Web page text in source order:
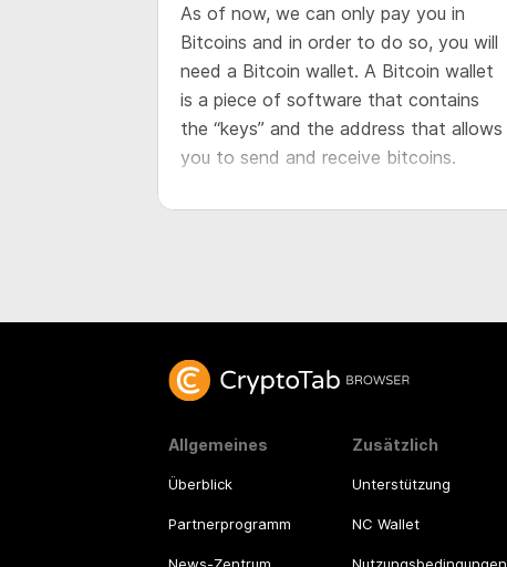
As of now, we can only pay you in
Bitcoins and in order to do so, you will
need a Bitcoin wallet. A Bitcoin wallet
is a piece of software that contains
the “keys” and the address that allows
you to send and receive bitcoins.
Allgemeines
Überblick
Partnerprogramm
Zusätzlich
Unterstützung
NC Wallet